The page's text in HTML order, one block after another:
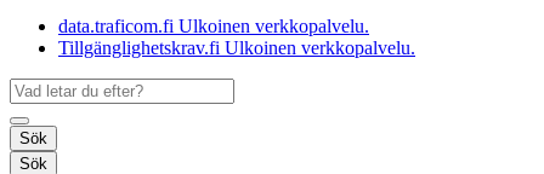
data.traficom.fi Ulkoinen verkkopalvelu.
Tillgänglighetskrav.fi Ulkoinen verkkopalvelu.
Sök
Sök